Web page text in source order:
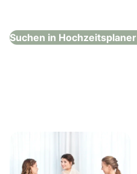
Suchen in Hochzeitsplaner